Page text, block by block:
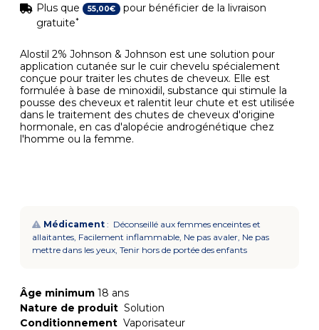
Alostil 2% Johnson & Johnson est une solution pour
application cutanée sur le cuir chevelu spécialement
conçue pour traiter les chutes de cheveux. Elle est
formulée à base de minoxidil, substance qui stimule la
pousse des cheveux et ralentit leur chute et est utilisée
dans le traitement des chutes de cheveux d'origine
hormonale, en cas d'alopécie androgénétique chez
l'homme ou la femme.
Plus que
55,00€ pour bénéficier de la livraison
gratuite*
Médicament : Déconseillé aux femmes enceintes et
allaitantes, Facilement inflammable, Ne pas avaler, Ne pas
mettre dans les yeux, Tenir hors de portée des enfants
Âge minimum 18 ans
Nature de produit Solution
Conditionnement Vaporisateur